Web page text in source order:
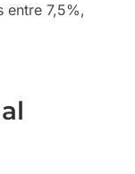
entre 7,5%,